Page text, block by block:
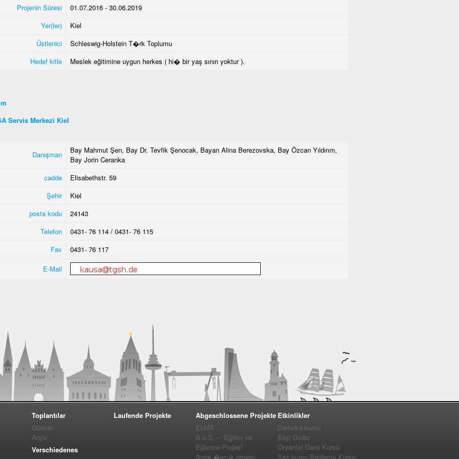
Projenin Süresi
01.07.2016 - 30.06.2019
Yer(ler)
Kiel
Üstlenici
Schleswig-Holstein T�rk Toplumu
Hedef kitle
Meslek eğitimine uygun herkes ( hi� bir yaş sınırı yoktur ).
Servis Merkezi Kiel
Danışman
Bay Mahmut Şen, Bay Dr. Tevfik Şenocak, Bayan Alina Berezovska, Bay Özcan Yıldırım,
Bay Jorin Ceranka
cadde
Elisabethstr. 59
Şehir
Kiel
posta kodu
24143
Telefon
0431- 76 114 / 0431- 76 115
Fax
0431- 76 117
E-Mail
Toplantılar
Güncel
Arşiv
Verschiedenes
Laufende Projekte
Abgeschlossene Projekte
ELMA
B.u.S. – ‘Eğitim ve
Eğlence Projesi’
Anne �ocuk projesi
Etkinlikler
Darbuka kursu
Elişi Grubu
Oryantal Dans Kursu
Saz-kursu Baglama Kursu